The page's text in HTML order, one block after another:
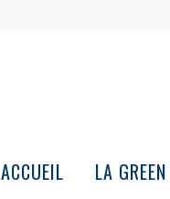
ACCUEIL LA